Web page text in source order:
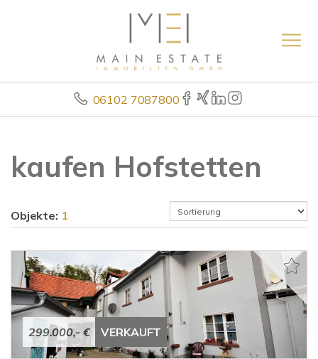
06102 7087800
kaufen Hofstetten
Objekte: 1
299.000,- € VERKAUFT